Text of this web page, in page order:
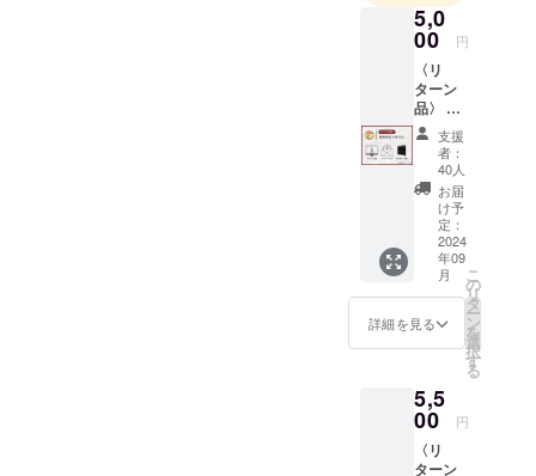
5,0
00 円
〈リ
ターン
品〉 ・
ありが
とう動
画 ・
メッ
セージ
ハガキ
・寄付
者ボー
ドに名
前を記
載
（小）※
ニック
可能、
福岡大
学サッ
カー場
入り口
支援
者：
40人
お届
け予
定：
2024
年09
月
詳細を見る
こ
の
リ
タ
ー
ン
を
選
択
す
る
5,5
00 円
〈リ
ターン